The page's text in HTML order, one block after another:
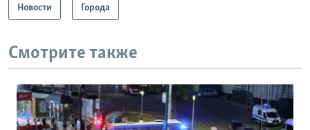
Новости Города
Смотрите также